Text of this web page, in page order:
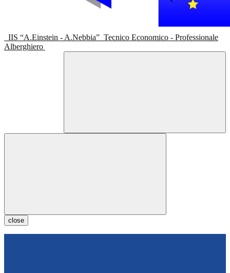
IIS “A.Einstein - A.Nebbia” Tecnico Economico - Professionale
Alberghiero
close